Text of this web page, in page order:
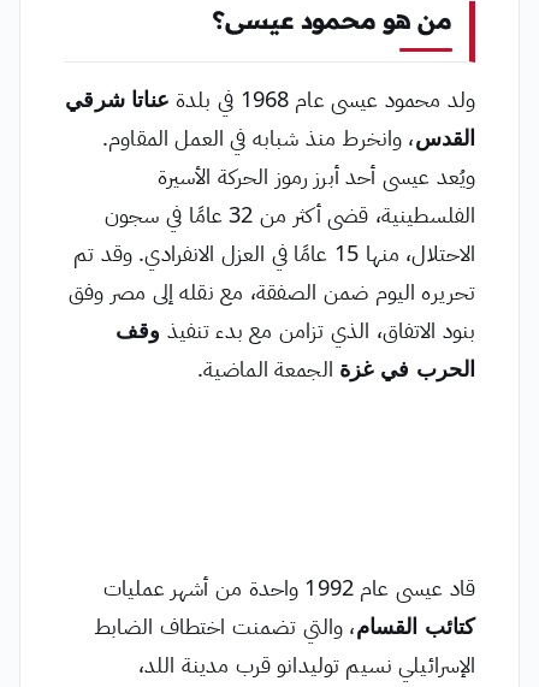
من هو محمود عيسى؟
ولد محمود عيسى عام 1968 في بلدة
عناتا شرقي
القدس، وانخرط منذ شبابه في العمل المقاوم.
ويُعد عيسى أحد أبرز رموز الحركة الأسيرة
الفلسطينية، قضى أكثر من 32 عامًا في سجون
الاحتلال، منها 15 عامًا في العزل الانفرادي. وقد تم
تحريره اليوم ضمن الصفقة، مع نقله إلى مصر وفق
بنود الاتفاق، الذي تزامن مع بدء تنفيذ وقف
الحرب في غزة الجمعة الماضية.
قاد عيسى عام 1992 واحدة من أشهر عمليات
كتائب القسام، والتي تضمنت اختطاف الضابط
الإسرائيلي نسيم توليدانو قرب مدينة اللد،